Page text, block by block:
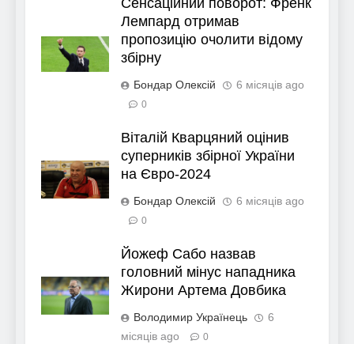
Сенсаційний поворот: Френк
Лемпард отримав
пропозицію очолити відому
збірну
Бондар Олексій 6 місяців ago
0
Віталій Кварцяний оцінив
суперників збірної України
на Євро-2024
Бондар Олексій 6 місяців ago
0
Йожеф Сабо назвав
головний мінус нападника
Жирони Артема Довбика
Володимир Українець
6
місяців ago
0